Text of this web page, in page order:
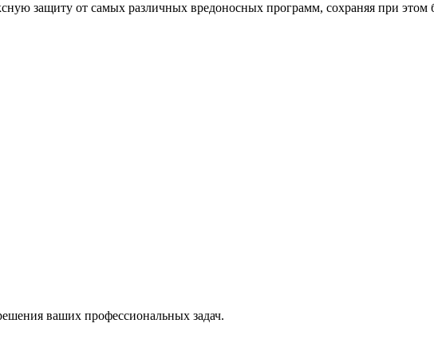
защиту от самых различных вредоносных программ, сохраняя при этом
ваших профессиональных задач.